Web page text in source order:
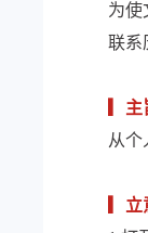
为
联系
▎主
从个
▎立